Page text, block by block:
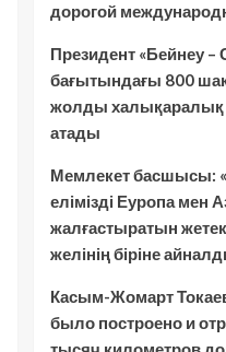
дорогой
Президент «Бейнеу –
бағытындағы 800
жолды халықаралық
атады
Мемлекет басшысы:
елімізді Еуропа мен
жалғастыратын
желінің біріне
Касым-Жомарт
было построено и